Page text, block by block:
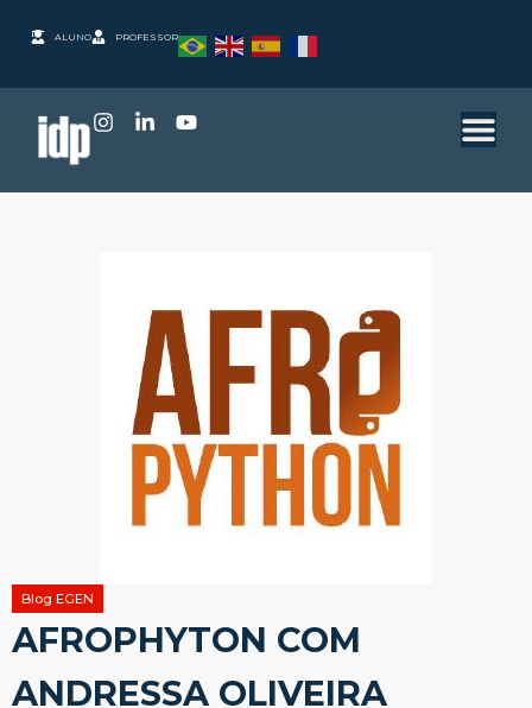
ALUNO PROFESSOR
Blog EGEN
AFROPHYTON COM
ANDRESSA OLIVEIRA